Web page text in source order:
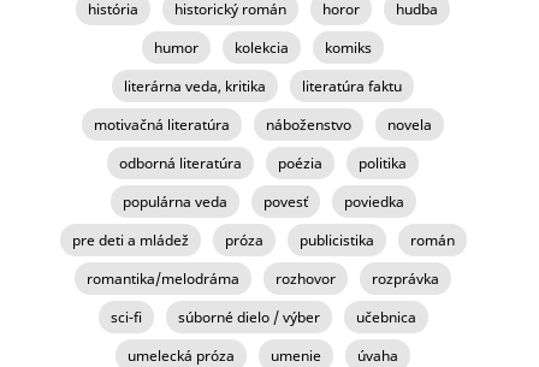
história
historický román horor
hudba
humor
kolekcia
komiks
literárna veda, kritika
literatúra faktu
motivačná literatúra
náboženstvo
novela
odborná literatúra
poézia
politika
populárna veda
povesť
poviedka
pre deti a mládež
próza publicistika
román
romantika/melodráma
rozhovor
rozprávka
sci-fi
súborné dielo / výber
učebnica
umelecká próza
umenie
úvaha